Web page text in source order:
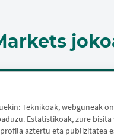
Teknikoak, webguneak
Estatistikoak, zure
aztertu eta publizitatea